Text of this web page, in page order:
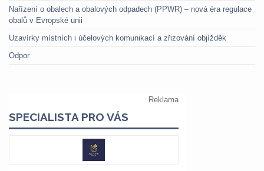
Nařízení o obalech a obalových odpadech (PPWR) – nová éra regulace
obalů v Evropské unii
Uzavírky místních i účelových komunikací a zřizování objížděk
Odpor